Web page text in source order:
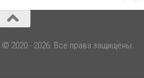
2020 - 2026. Все права защищены.